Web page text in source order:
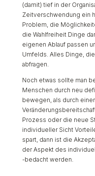
(damit) tief in der
Zeitverschwendung ein
Problem, die
die Wahlfreiheit Dinge
eigenen Ablauf passen
Umfelds. Alles Dinge,
abfragen.
Noch etwas sollte man
Menschen durch neu
bewegen, als durch
Prozess oder die neue
individueller Sicht
spart, dann ist die
der Aspekt des
-bedacht werden.